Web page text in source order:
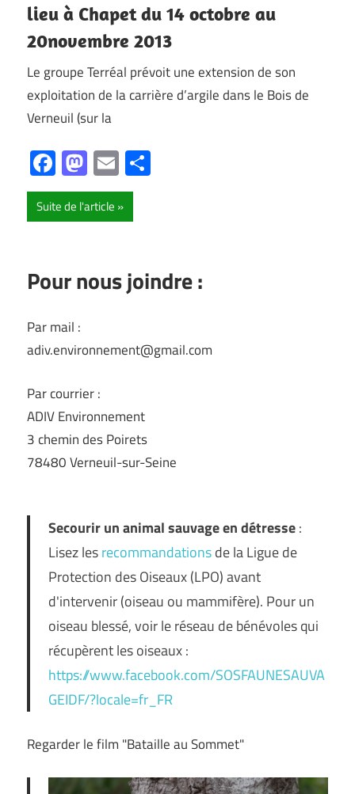
lieu à Chapet du 14 octobre au
20novembre 2013
Le groupe Terréal prévoit une extension de son
exploitation de la carrière d’argile dans le Bois de
Verneuil (sur la
Facebook
Mastodon
Email
Suite de l'article
Pour nous joindre :
Par mail :
adiv.environnement@gmail.com
Par courrier :
ADIV Environnement
3 chemin des Poirets
78480 Verneuil-sur-Seine
Secourir un animal sauvage en détresse:
Lisez lesrecommandationsde la Ligue de
Protection des Oiseaux (LPO) avant
d'intervenir (oiseau ou mammifère). Pour un
oiseau blessé, voir le réseau de bénévoles qui
récupèrent les oiseaux :
https://www.facebook.com/SOSFAUNESAUVA
GEIDF/?locale=fr_FR
Regarder le film "Bataille au Sommet"